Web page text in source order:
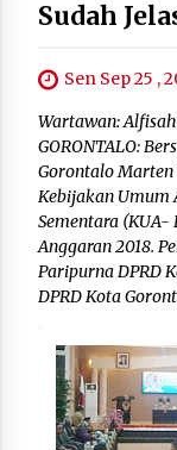
Sudah
Sen Sep 25 ,
Wartawan:
GORONTALO:
Gorontalo
Kebijakan Umum
Sementara (KUA-
Anggaran 2018.
Paripurna DPRD
DPRD Kota